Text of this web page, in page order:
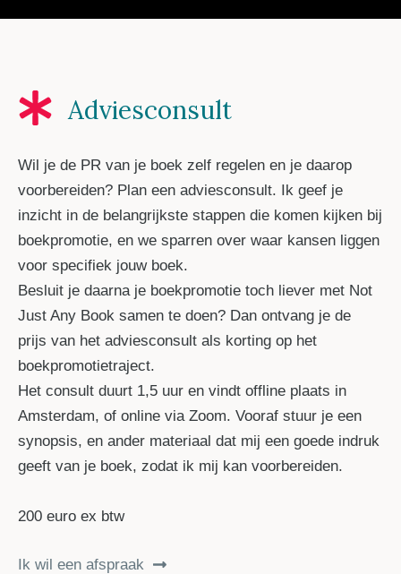
Adviesconsult
Wil je de PR van je boek zelf regelen en je daarop
voorbereiden? Plan een adviesconsult. Ik geef je
inzicht in de belangrijkste stappen die komen kijken bij
boekpromotie, en we sparren over waar kansen liggen
voor specifiek jouw boek.
Besluit je daarna je boekpromotie toch liever met Not
Just Any Book samen te doen? Dan ontvang je de
prijs van het adviesconsult als korting op het
boekpromotietraject.
Het consult duurt 1,5 uur en vindt offline plaats in
Amsterdam, of online via Zoom. Vooraf stuur je een
synopsis, en ander materiaal dat mij een goede indruk
geeft van je boek, zodat ik mij kan voorbereiden.
200 euro ex btw
Ik wil een afspraak